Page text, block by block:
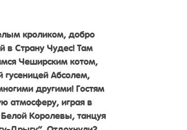
кроликом, добро
в Страну Чудес! Там
Чеширским котом,
Абсолем,
другими! Гостям
атмосферу, играя в
Королевы, танцуя